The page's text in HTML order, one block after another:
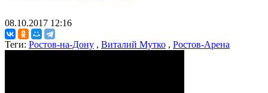
08.10.2017 12:16
Теги: Ростов-на-Дону , Виталий Мутко , Ростов-Арена